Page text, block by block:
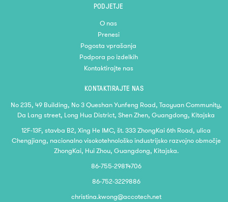
PODJETJE
O nas
Prenesi
Pogosta vprašanja
Podpora po izdelkih
Kontaktirajte nas
KONTAKTIRAJTE NAS
No 235, 49 Building, No 3 Queshan Yunfeng Road, Taoyuan Community,
Da Lang street, Long Hua District, Shen Zhen, Guangdong, Kitajska
12F-13F, stavba B2, Xing He IMC, št. 333 ZhongKai 6th Road, ulica
Chengjiang, nacionalno visokotehnološko industrijsko razvojno območje
ZhongKai, Hui Zhou, Guangdong, Kitajska.
86-755-29814706
86-752-3229886
christina.kwong@accotech.net